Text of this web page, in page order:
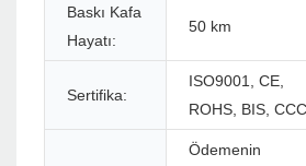
Baskı Kafa
Hayatı:
50 km
Sertifika:
ISO9001, CE,
ROHS, BIS, CCC
Ödemenin